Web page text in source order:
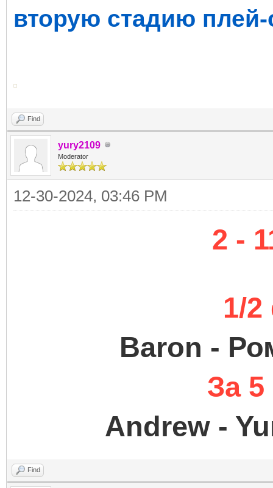
вторую стадию
Find
yury2109
Moderator
12-30-2024, 03:46 PM
2 -
1/
Baron -
За 5
Andrew -
Find